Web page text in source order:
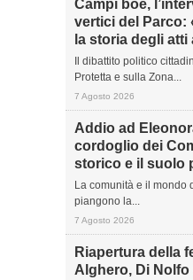
Campi boe,
vertici del Parco:
la storia degli
Il dibattito politico
Protetta e sulla Zona...
7 Agosto 2026
Addio ad
cordoglio dei
storico e il suolo
La comunità e il mondo
piangono la...
7 Agosto 2026
Riapertura della
Alghero, Di